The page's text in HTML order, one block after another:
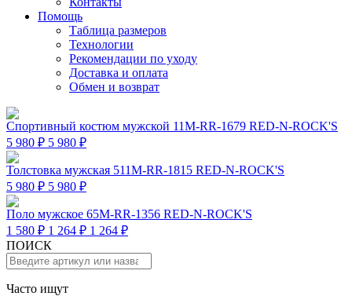
Помощь
Таблица размеров
Технологии
Рекомендации по уходу
Доставка и оплата
Обмен и возврат
Спортивный костюм мужской 11M-RR-1679 RED-N-ROCK'S
5 980 ₽ 5 980 ₽
Толстовка мужская 511M-RR-1815 RED-N-ROCK'S
5 980 ₽ 5 980 ₽
Поло мужское 65M-RR-1356 RED-N-ROCK'S
1 580 ₽ 1 264 ₽ 1 264 ₽
ПОИСК
Часто ищут